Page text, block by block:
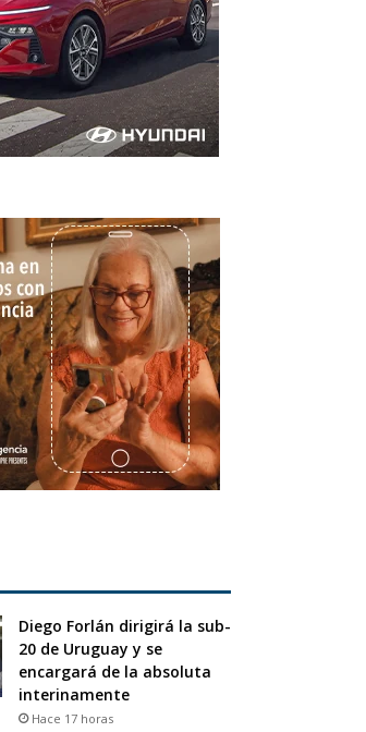
Diego Forlán dirigirá la sub-
20 de Uruguay y se
encargará de la absoluta
interinamente
Hace 17 horas